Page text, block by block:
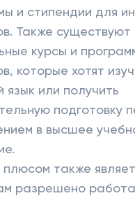
и стипендии для
Также существуют
курсы и
которые хотят
язык или получить
подготовку
в высшее
также
разрешено